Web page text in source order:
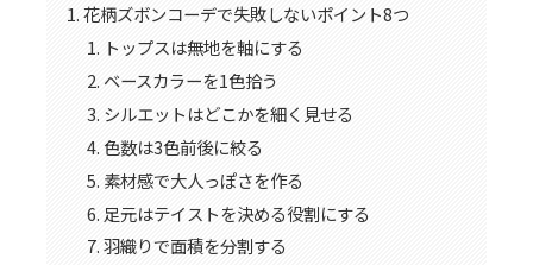
花柄ズボンコーデで失敗しないポイント8つ
トップスは無地を軸にする
ベースカラーを1色拾う
シルエットはどこかを細く見せる
色数は3色前後に絞る
素材感で大人っぽさを作る
足元はテイストを決める役割にする
羽織りで面積を分割する